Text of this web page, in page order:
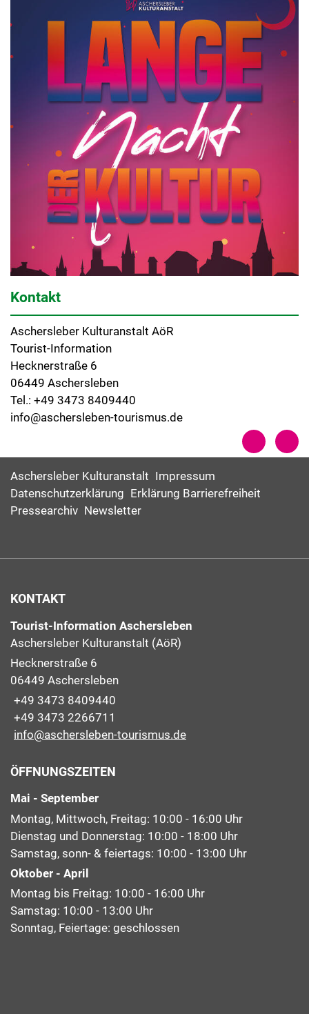
Kontakt
Aschersleber Kulturanstalt AöR
Tourist-Information
Hecknerstraße 6
06449 Aschersleben
Tel.: +49 3473 8409440
info@aschersleben-tourismus.de
Aschersleber Kulturanstalt Impressum
Datenschutzerklärung Erklärung Barrierefreiheit
Pressearchiv Newsletter
KONTAKT
Tourist-Information Aschersleben
Aschersleber Kulturanstalt (AöR)
Hecknerstraße 6
06449 Aschersleben
+49 3473 8409440
+49 3473 2266711
info@aschersleben-tourismus.de
ÖFFNUNGSZEITEN
Mai - September
Montag, Mittwoch, Freitag: 10:00 - 16:00 Uhr
Dienstag und Donnerstag: 10:00 - 18:00 Uhr
Samstag, sonn- & feiertags: 10:00 - 13:00 Uhr
Oktober - April
Montag bis Freitag: 10:00 - 16:00 Uhr
Samstag: 10:00 - 13:00 Uhr
Sonntag, Feiertage: geschlossen